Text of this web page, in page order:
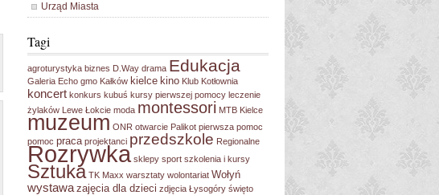
Urząd Miasta
Tagi
agroturystyka biznes D.Way drama Edukacja
Galeria Echo gmo Kałków kielce kino Klub Kotłownia
koncert konkurs kubuś kursy pierwszej pomocy leczenie
żylaków Lewe Łokcie moda montessori MTB Kielce
muzeum ONR otwarcie Palikot pierwsza pomoc
pomoc praca projektanci przedszkole Regionalne
Rozrywka sklepy sport szkolenia i kursy
Sztuka TK Maxx warsztaty wolontariat Wołyń
wystawa zajęcia dla dzieci zdjęcia Łysogóry święto